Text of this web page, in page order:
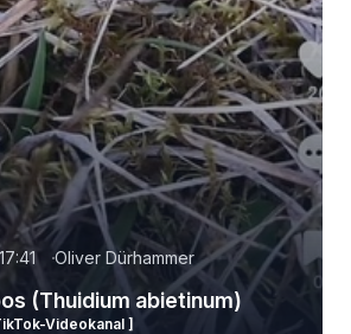
Oliver Dürhammer
(Thuidium abietinum)
Videokanal ]